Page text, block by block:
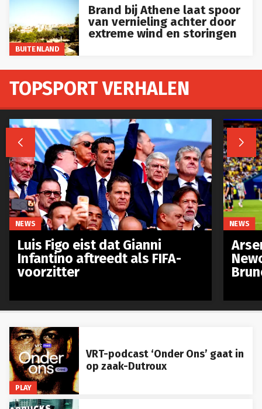
BUITENLAND
Brand bij Athene laat spoor
van vernieling achter door
extreme wind en storingen
PLAY
VRT-podcast ‘Onder Ons’ gaat in
op zaak-Dutroux
TOPSPORT VERHALEN
 
NEWS
Luis Figo eist dat Gianni
Infantino aftreedt als FIFA-
voorzitter
NEWS